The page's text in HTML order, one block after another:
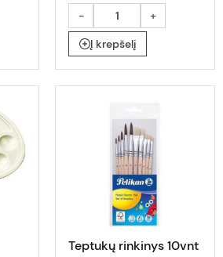
-
+
Į krepšelį
Teptukų rinkinys 10vnt